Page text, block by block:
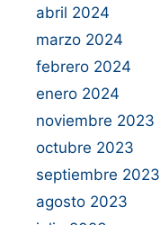
abril 2024
marzo 2024
febrero 2024
enero 2024
noviembre 2023
octubre 2023
septiembre 2023
agosto 2023